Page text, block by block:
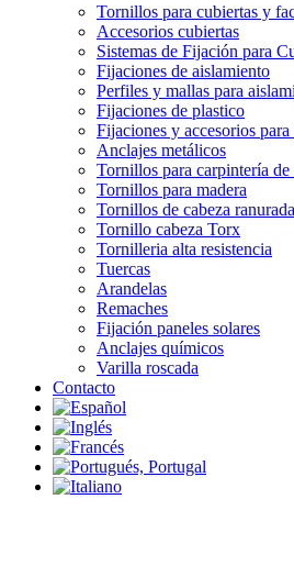
Tornillos para cubiertas y
Accesorios cubiertas
Sistemas de Fijación para
Fijaciones de aislamiento
Perfiles y mallas para
Fijaciones de plastico
Fijaciones y accesorios
Anclajes metálicos
Tornillos para carpintería
Tornillos para madera
Tornillos de cabeza
Tornillo cabeza Torx
Tornilleria alta resistencia
Tuercas
Arandelas
Remaches
Fijación paneles solares
Anclajes químicos
Varilla roscada
Contacto